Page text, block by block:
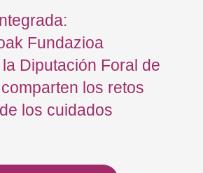
Fundazioa
Diputación Foral de
los retos
los cuidados